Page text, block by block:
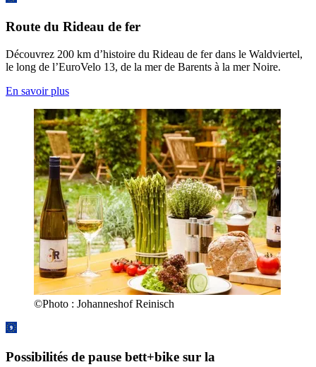
Route du Rideau de fer
Découvrez 200 km d’histoire du Rideau de fer dans le Waldviertel,
le long de l’EuroVelo 13, de la mer de Barents à la mer Noire.
En savoir plus
©Photo : Johanneshof Reinisch
Possibilités de pause bett+bike sur la